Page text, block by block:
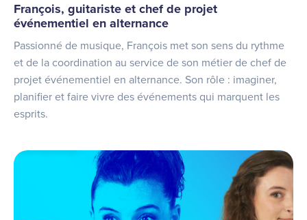
François, guitariste et chef de projet
événementiel en alternance
Passionné de musique, François met son sens du rythme
et de la coordination au service de son métier de chef de
projet événementiel en alternance. Son rôle : imaginer,
planifier et faire vivre des événements qui marquent les
esprits.